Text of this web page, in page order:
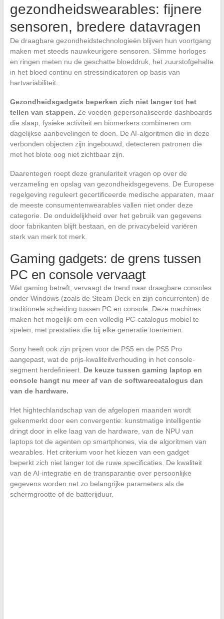
gezondheidswearables: fijnere
sensoren, bredere datavragen
De draagbare gezondheidstechnologieën blijven hun voortgang
maken met steeds nauwkeurigere sensoren. Slimme horloges
en ringen meten nu de geschatte bloeddruk, het zuurstofgehalte
in het bloed continu en stressindicatoren op basis van
hartvariabiliteit.
Gezondheidsgadgets beperken zich niet langer tot het
tellen van stappen. Ze voeden gepersonaliseerde dashboards
die slaap, fysieke activiteit en biomerkers combineren om
dagelijkse aanbevelingen te doen. De AI-algoritmen die in deze
verbonden objecten zijn ingebouwd, detecteren patronen die
met het blote oog niet zichtbaar zijn.
Daarentegen roept deze granulariteit vragen op over de
verzameling en opslag van gezondheidsgegevens. De Europese
regelgeving reguleert gecertificeerde medische apparaten, maar
de meeste consumentenwearables vallen niet onder deze
categorie. De onduidelijkheid over het gebruik van gegevens
door fabrikanten blijft bestaan, en de privacybeleid variëren
sterk van merk tot merk.
Gaming gadgets: de grens tussen
PC en console vervaagt
Wat gaming betreft, vervaagt de trend naar draagbare consoles
onder Windows (zoals de Steam Deck en zijn concurrenten) de
traditionele scheiding tussen PC en console. Deze machines
maken het mogelijk om een volledig PC-catalogus mobiel te
spelen, met prestaties die bij elke generatie toenemen.
Sony heeft ook zijn prijzen voor de PS5 en de PS5 Pro
aangepast, wat de prijs-kwaliteitverhouding in het console-
segment herdefinieert. De keuze tussen gaming laptop en
console hangt nu meer af van de softwarecatalogus dan
van de hardware.
Het hightechlandschap van de afgelopen maanden wordt
gekenmerkt door een convergentie: kunstmatige intelligentie
dringt door in elke laag van de hardware, van de NPU van
laptops tot de agenten op smartphones, via de algoritmen van
wearables. Het criterium voor het kiezen van een gadget
beperkt zich niet langer tot de ruwe specificaties. De kwaliteit
van de AI-integratie en de transparantie over persoonlijke
gegevens worden net zo belangrijke parameters als de
schermgrootte of de batterijduur.